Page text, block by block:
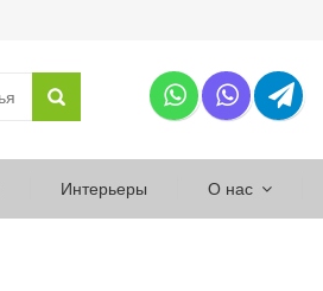
Интерьеры О нас